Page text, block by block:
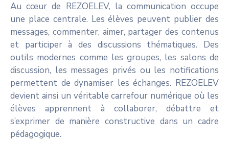
Au cœur de REZOELEV, la communication occupe
une place centrale. Les élèves peuvent publier des
messages, commenter, aimer, partager des contenus
et participer à des discussions thématiques. Des
outils modernes comme les groupes, les salons de
discussion, les messages privés ou les notifications
permettent de dynamiser les échanges. REZOELEV
devient ainsi un véritable carrefour numérique où les
élèves apprennent à collaborer, débattre et
s’exprimer de manière constructive dans un cadre
pédagogique.